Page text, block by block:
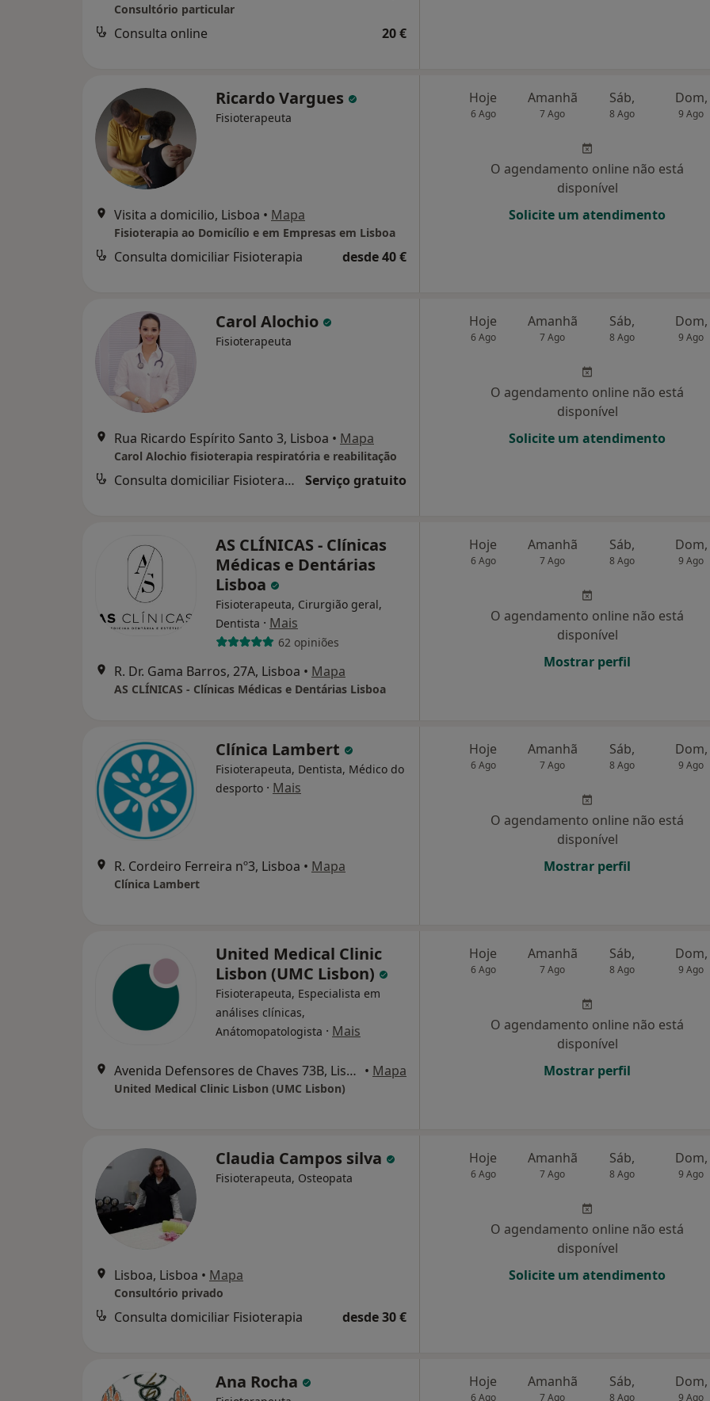
Consultório particular
Consulta online 20 €
Ricardo Vargues
Fisioterapeuta
Visita a domicilio, Lisboa • Mapa
Fisioterapia ao Domicílio e em Empresas em Lisboa
Consulta domiciliar Fisioterapia desde 40 €
Hoje
6 Ago
Amanhã
7 Ago
Sáb,
8 Ago
Dom,
9 Ago
O agendamento online não está
disponível
Solicite um atendimento
Carol Alochio
Fisioterapeuta
Rua Ricardo Espírito Santo 3, Lisboa • Mapa
Carol Alochio fisioterapia respiratória e reabilitação
Consulta domiciliar Fisioterapia Serviço gratuito
Hoje
6 Ago
Amanhã
7 Ago
Sáb,
8 Ago
Dom,
9 Ago
O agendamento online não está
disponível
Solicite um atendimento
AS CLÍNICAS - Clínicas
Médicas e Dentárias
Lisboa
Fisioterapeuta, Cirurgião geral,
Dentista · Mais
62 opiniões
R. Dr. Gama Barros, 27A, Lisboa • Mapa
AS CLÍNICAS - Clínicas Médicas e Dentárias Lisboa
Hoje
6 Ago
Amanhã
7 Ago
Sáb,
8 Ago
Dom,
9 Ago
O agendamento online não está
disponível
Mostrar perfil
Clínica Lambert
Fisioterapeuta, Dentista, Médico do
desporto · Mais
R. Cordeiro Ferreira nº3, Lisboa • Mapa
Clínica Lambert
Hoje
6 Ago
Amanhã
7 Ago
Sáb,
8 Ago
Dom,
9 Ago
O agendamento online não está
disponível
Mostrar perfil
United Medical Clinic
Lisbon (UMC Lisbon)
Fisioterapeuta, Especialista em
análises clínicas,
Anátomopatologista · Mais
Avenida Defensores de Chaves 73B, Lisboa • Mapa
United Medical Clinic Lisbon (UMC Lisbon)
Hoje
6 Ago
Amanhã
7 Ago
Sáb,
8 Ago
Dom,
9 Ago
O agendamento online não está
disponível
Mostrar perfil
Claudia Campos silva
Fisioterapeuta, Osteopata
Lisboa, Lisboa • Mapa
Consultório privado
Consulta domiciliar Fisioterapia desde 30 €
Hoje
6 Ago
Amanhã
7 Ago
Sáb,
8 Ago
Dom,
9 Ago
O agendamento online não está
disponível
Solicite um atendimento
Ana Rocha Hoje
6 Ago
Amanhã
7 Ago
Sáb,
8 Ago
Dom,
9 Ago